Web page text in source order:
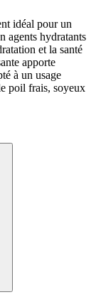
idéal pour un
agents hydratants
et la santé
apporte
à un usage
poil frais, soyeux